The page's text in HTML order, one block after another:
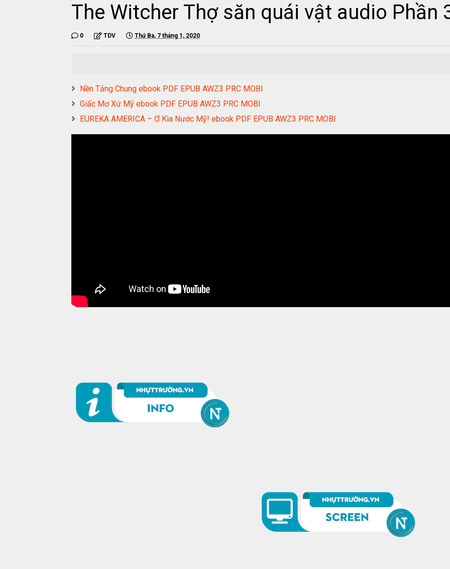
The Witcher Thợ săn quái vật audio Phần
0 TDV Thứ Ba, 7 tháng 1, 2020
Nền Tảng Chung ebook PDF EPUB AWZ3 PRC MOBI
Giấc Mơ Xứ Mỹ ebook PDF EPUB AWZ3 PRC MOBI
EUREKA AMERICA – Ơ Kìa Nước Mỹ! ebook PDF EPUB AWZ3 PRC MOBI